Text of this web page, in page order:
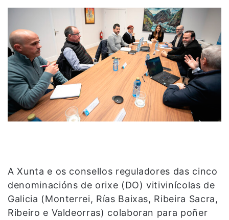
A Xunta e os consellos reguladores das cinco
denominacións de orixe (DO) vitivinícolas de
Galicia (Monterrei, Rías Baixas, Ribeira Sacra,
Ribeiro e Valdeorras) colaboran para poñer